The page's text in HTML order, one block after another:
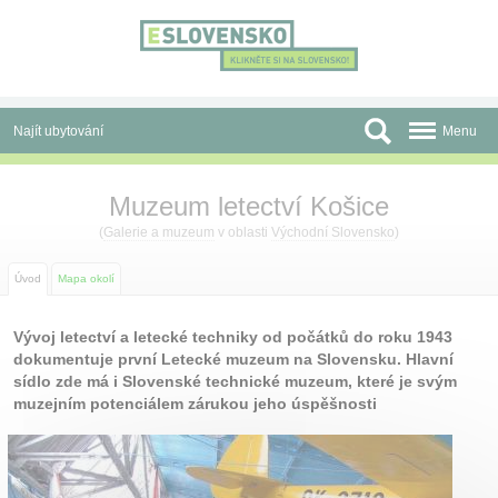
Najít ubytování
Slevy a Last Minute
Autobusové zájezdy
Před cestou
Atrakce
O nás
Menu
Muzeum letectví Košice
(Galerie a muzeum v oblasti Východní Slovensko)
Úvod Mapa okolí
Vývoj letectví a letecké techniky od počátků do roku 1943
dokumentuje první Letecké muzeum na Slovensku. Hlavní
sídlo zde má i Slovenské technické muzeum, které je svým
muzejním potenciálem zárukou jeho úspěšnosti